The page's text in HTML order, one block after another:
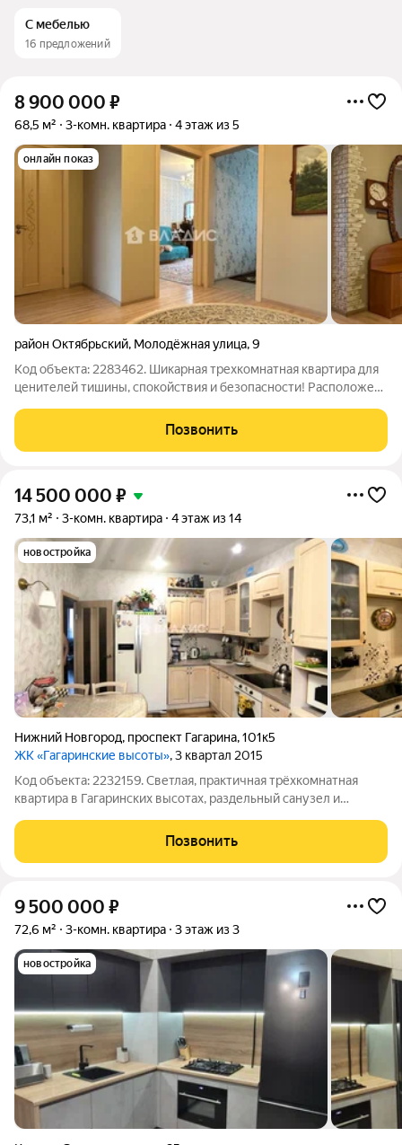
С мебелью
16 предложений
8 900 000 ₽
68,5 м² 3-комн. квартира 4 этаж из 5
онлайн показ
район Октябрьский, Молодёжная улица,9
Код объекта: 2283462. Шикарная трехкомнатная квартира для
ценителей тишины, спокойствия и безопасности! Расположена
отличная звукоизоляция добавят комфорта новому владельцу.
О КВАРТИРЕ 68,5
Позвонить
14 500 000 ₽
73,1 м² 3-комн. квартира 4 этаж из 14
новостройка
Нижний Новгород, проспект Гагарина,101к5
ЖК «Гагаринские высоты», 3 квартал 2015
Код объекта: 2232159. Светлая, практичная трёхкомнатная
квартира в Гагаринских высотах, раздельный санузел и
готовить вечером. 73,1 м продуманной площади: комнаты
изолированы (16 / 10,5 / 9,5 м),
Позвонить
9 500 000 ₽
72,6 м² 3-комн. квартира 3 этаж из 3
новостройка